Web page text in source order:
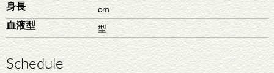
身長 cm
血液型 型
Schedule